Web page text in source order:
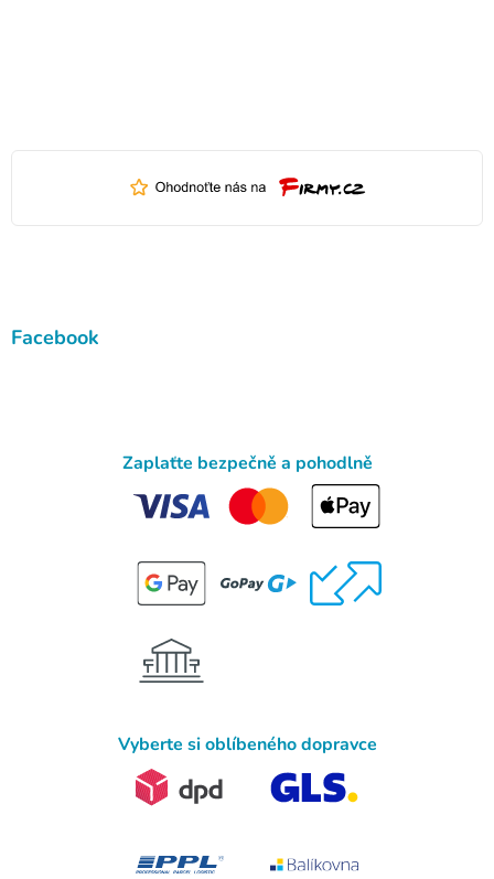
Facebook
Zaplaťte bezpečně a pohodlně
Vyberte si oblíbeného dopravce